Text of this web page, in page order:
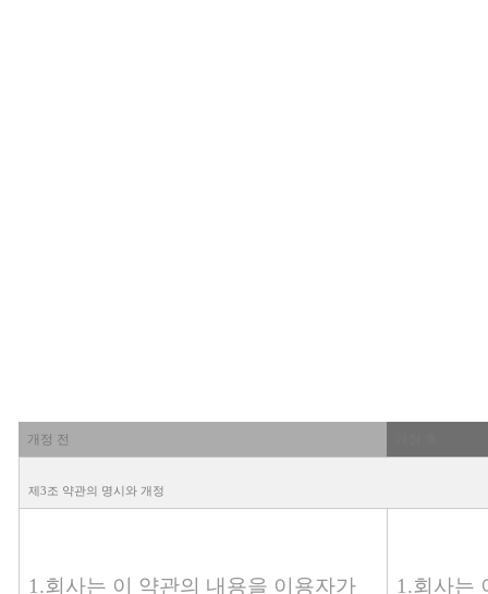
개정 전
제3조 약관의 명시와 개정
1.회사는 이 약관의 내용을 이용자가 1.회사는